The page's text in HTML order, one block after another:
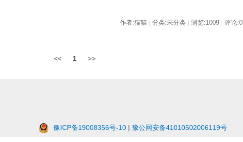
作者:猫猫 | 分类:未分类 | 浏览:1009 | 评论:0
<< 1 >>
豫ICP备19008356号-10 | 豫公网安备41010502006119号